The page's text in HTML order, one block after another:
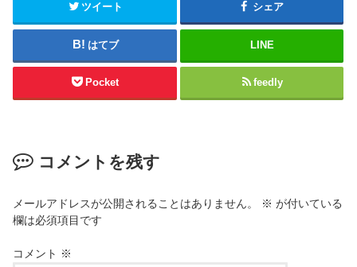
ツイート シェア
はてブ LINE
Pocket feedly
コメントを残す
メールアドレスが公開されることはありません。 ※ が付いている
欄は必須項目です
コメント ※